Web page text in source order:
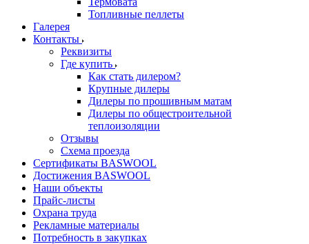
Топливные пеллеты
Галерея
Контакты
Реквизиты
Где купить
Как стать дилером?
Крупные дилеры
Дилеры по прошивным матам
Дилеры по общестроительной
теплоизоляции
Отзывы
Схема проезда
Сертификаты BASWOOL
Достижения BASWOOL
Наши объекты
Прайс-листы
Охрана труда
Рекламные материалы
Потребность в закупках